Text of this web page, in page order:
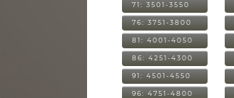
71: 3501-3550
76: 3751-3800
81: 4001-4050
86: 4251-4300
91: 4501-4550
96: 4751-4800